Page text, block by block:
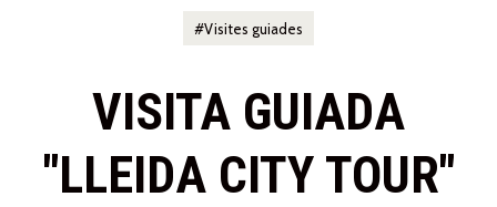
Visites guiades
VISITA GUIADA
"LLEIDA CITY TOUR"